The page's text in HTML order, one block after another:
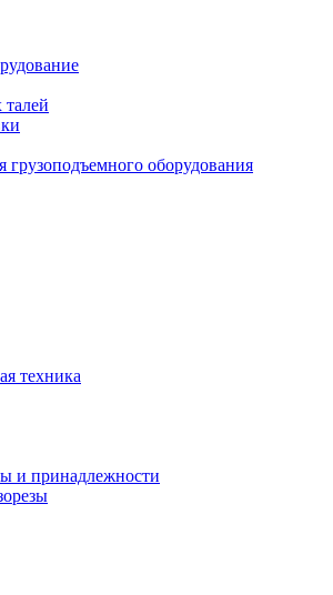
оборудования
техника
и принадлежности